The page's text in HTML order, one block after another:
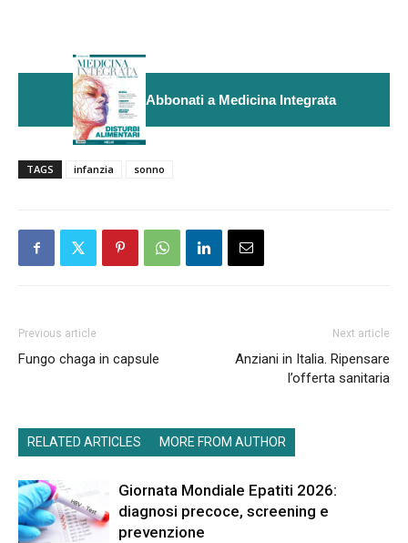
Abbonati a Medicina Integrata
TAGS infanzia sonno
Previous article
Fungo chaga in capsule
Next article
Anziani in Italia. Ripensare
l’offerta sanitaria
RELATED ARTICLES MORE FROM AUTHOR
Giornata Mondiale Epatiti 2026:
diagnosi precoce, screening e
prevenzione